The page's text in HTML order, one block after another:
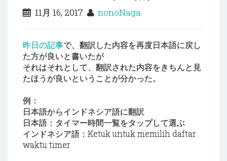
11月 16, 2017 nonoNaga
昨日の記事で、翻訳した内容を再度日本語に戻し
た方が良いと書いたが
それはそれとして、翻訳された内容をきちんと見
たほうが良いということが分かった。
例：
日本語からインドネシア語に翻訳
日本語：タイマー時間一覧をタップして選ぶ
インドネシア語：Ketuk untuk memilih daftar
waktu timer